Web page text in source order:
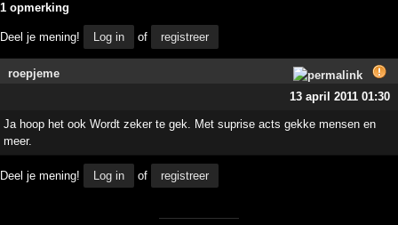
1 opmerking
Deel je mening! Log in of registreer
roepjeme
13 april 2011 01:30
Ja hoop het ook Wordt zeker te gek. Met suprise acts gekke mensen en
meer.
Deel je mening! Log in of registreer